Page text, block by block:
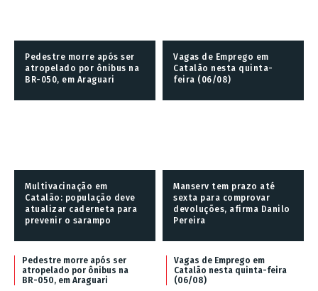
Pedestre morre após ser
atropelado por ônibus na
BR-050, em Araguari
Vagas de Emprego em
Catalão nesta quinta-
feira (06/08)
Multivacinação em
Catalão: população deve
atualizar caderneta para
prevenir o sarampo
Manserv tem prazo até
sexta para comprovar
devoluções, afirma Danilo
Pereira
Pedestre morre após ser
atropelado por ônibus na
BR-050, em Araguari
Vagas de Emprego em
Catalão nesta quinta-feira
(06/08)